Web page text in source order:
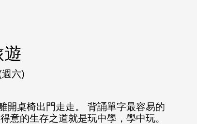
六)
開桌椅出門走走。 背誦單字最容易的
意的生存之道就是玩中學，學中玩。